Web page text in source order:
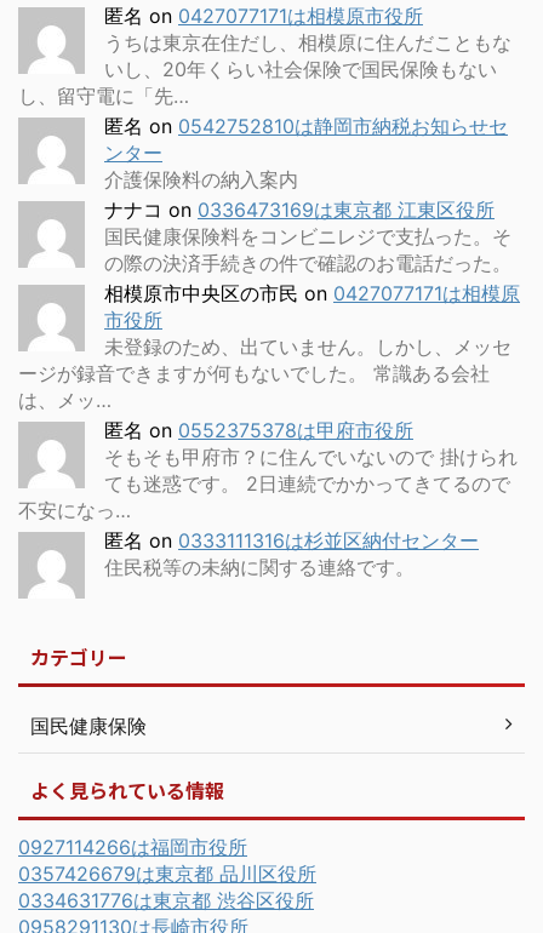
匿名 on 0427077171は相模原市役所
うちは東京在住だし、相模原に住んだこともな
いし、20年くらい社会保険で国民保険もない
し、留守電に「先…
匿名 on 0542752810は静岡市納税お知らせセ
ンター
介護保険料の納入案内
ナナコ on 0336473169は東京都 江東区役所
国民健康保険料をコンビニレジで支払った。そ
の際の決済手続きの件で確認のお電話だった。
相模原市中央区の市民 on 0427077171は相模原
市役所
未登録のため、出ていません。しかし、メッセ
ージが録音できますが何もないでした。 常識ある会社
は、メッ…
匿名 on 0552375378は甲府市役所
そもそも甲府市？に住んでいないので 掛けられ
ても迷惑です。 2日連続でかかってきてるので
不安になっ…
匿名 on 0333111316は杉並区納付センター
住民税等の未納に関する連絡です。
カテゴリー
国民健康保険
よく見られている情報
0927114266は福岡市役所
0357426679は東京都 品川区役所
0334631776は東京都 渋谷区役所
0958291130は長崎市役所